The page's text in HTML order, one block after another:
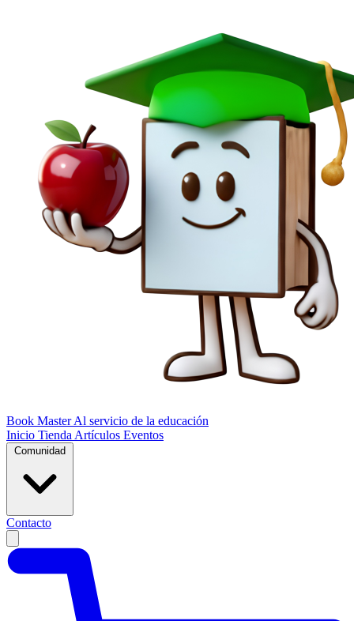
Book Master Al servicio de la educación
Inicio Tienda Artículos Eventos
Comunidad
Contacto